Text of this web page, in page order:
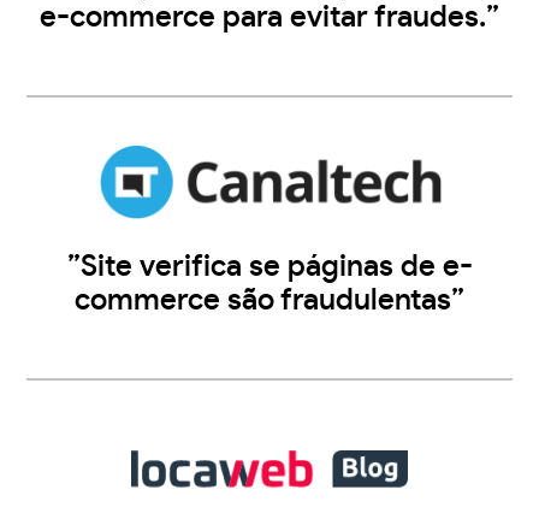
e-commerce para evitar fraudes.”
”Site verifica se páginas de e-
commerce são fraudulentas”